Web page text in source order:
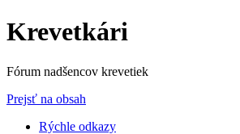
Krevetkári
Fórum nadšencov krevetiek
Prejsť na obsah
Rýchle odkazy